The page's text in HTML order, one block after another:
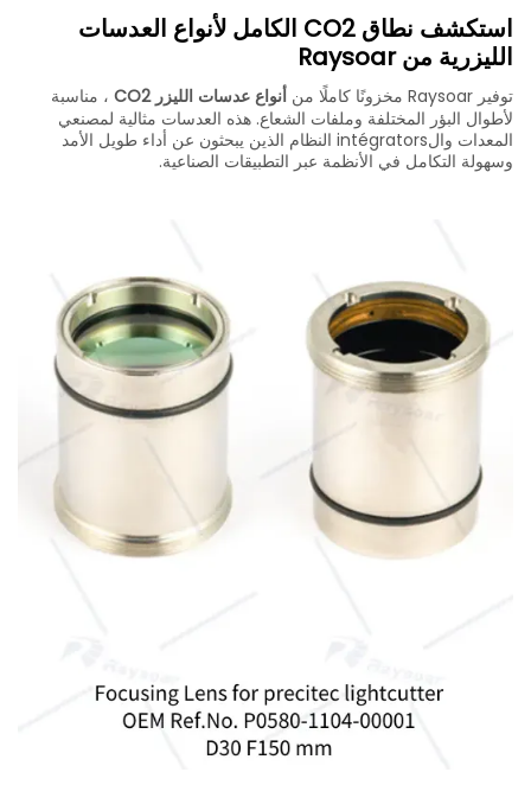
استكشف نطاق CO2 الكامل لأنواع العدسات
الليزرية من Raysoar
توفير Raysoar مخزونًا كاملًا من أنواع عدسات الليزر CO2
، مناسبة
لأطوال البؤر المختلفة وملفات الشعاع. هذه العدسات مثالية لمصنعي
المعدات والintégrators النظام الذين يبحثون عن أداء طويل الأمد
وسهولة التكامل في الأنظمة عبر التطبيقات الصناعية.